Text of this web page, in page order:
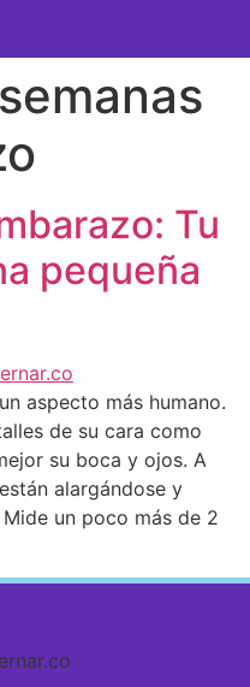
Tu
pequeña
aspecto más humano.
de su cara como
su boca y ojos. A
alargándose y
un poco más de 2